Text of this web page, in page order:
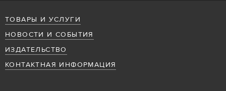
ТОВАРЫ И УСЛУГИ
НОВОСТИ И СОБЫТИЯ
ИЗДАТЕЛЬСТВО
КОНТАКТНАЯ ИНФОРМАЦИЯ